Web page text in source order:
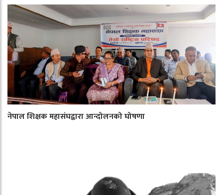
नेपाल शिक्षक महासंघद्वारा आन्दोलनको घोषणा